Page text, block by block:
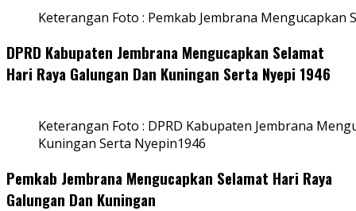
Keterangan Foto : Pemkab Jembrana Mengucapkan
DPRD Kabupaten Jembrana Mengucapkan Selamat
Hari Raya Galungan Dan Kuningan Serta Nyepi 1946
Keterangan Foto : DPRD Kabupaten Jembrana
Kuningan Serta Nyepin1946
Pemkab Jembrana Mengucapkan Selamat Hari Raya
Galungan Dan Kuningan